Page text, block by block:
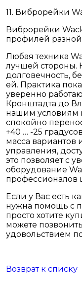
11. Виброрейки
Виброрейки
профилей разной
Любая техника
лучшей стороны.
долговечность,
ей. Практика
уверенно
Кронштадта до
нашим условиям
спокойно
+40 … -25
масса вариантов
управления,
это позволяет с
оборудование
профессионалов
Если у Вас есть
нужна помощь с
просто хотите
можете
удовольствием
Возврат к списку